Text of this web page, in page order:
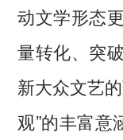
动文学形态
量转化、突
新大众文艺
观”的丰富意